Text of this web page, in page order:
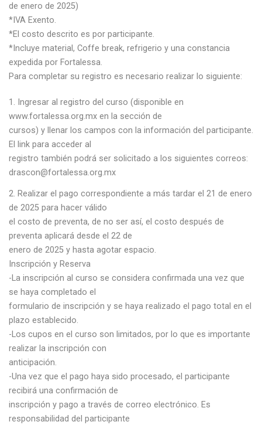
de enero de 2025)
*IVA Exento.
*El costo descrito es por participante.
*Incluye material, Coffe break, refrigerio y una constancia
expedida por Fortalessa.
Para completar su registro es necesario realizar lo siguiente:
Ingresar al registro del curso (disponible en
www.fortalessa.org.mx en la sección de
cursos) y llenar los campos con la información del participante.
El link para acceder al
registro también podrá ser solicitado a los siguientes correos:
drascon@fortalessa.org.mx
Realizar el pago correspondiente a más tardar el 21 de enero
de 2025 para hacer válido
el costo de preventa, de no ser así, el costo después de
preventa aplicará desde el 22 de
enero de 2025 y hasta agotar espacio.
Inscripción y Reserva
-La inscripción al curso se considera confirmada una vez que
se haya completado el
formulario de inscripción y se haya realizado el pago total en el
plazo establecido.
-Los cupos en el curso son limitados, por lo que es importante
realizar la inscripción con
anticipación.
-Una vez que el pago haya sido procesado, el participante
recibirá una confirmación de
inscripción y pago a través de correo electrónico. Es
responsabilidad del participante